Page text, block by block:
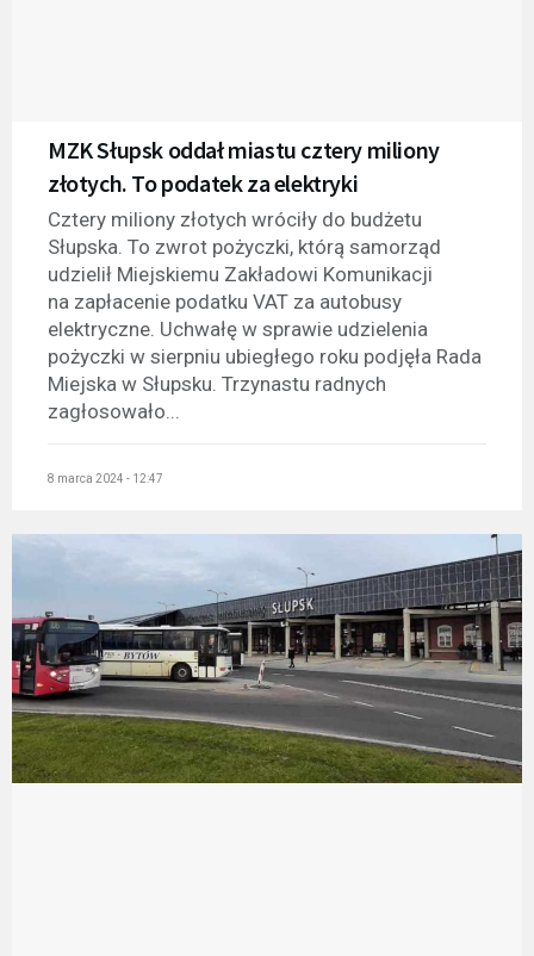
MZK Słupsk oddał miastu cztery miliony
złotych. To podatek za elektryki
Cztery miliony złotych wróciły do budżetu
Słupska. To zwrot pożyczki, którą samorząd
udzielił Miejskiemu Zakładowi Komunikacji
na zapłacenie podatku VAT za autobusy
elektryczne. Uchwałę w sprawie udzielenia
pożyczki w sierpniu ubiegłego roku podjęła Rada
Miejska w Słupsku. Trzynastu radnych
zagłosowało...
8 marca 2024 - 12:47